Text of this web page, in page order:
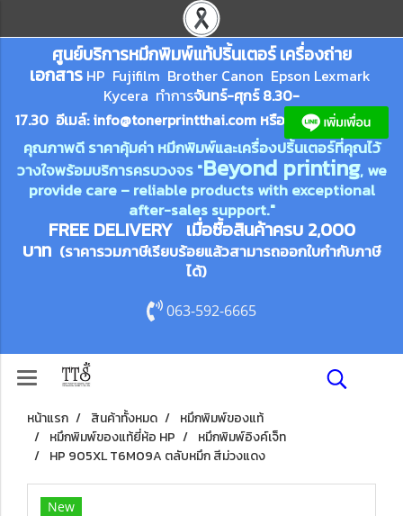
ศูนย์บริการหมึกพิมพ์แท้ปริ้นเตอร์ เครื่องถ่าย
เอกสาร HP Fujifilm Brother Canon Epson Lexmark
Kycera ทำการจันทร์-ศุกร์ 8.30-
17.30 อีเมล์:info@tonerprintthai.com หรือ
คุณภาพดี ราคาคุ้มค่า หมึกพิมพ์และเครื่องปริ้นเตอร์ที่คุณไว้
วางใจพร้อมบริการครบวงจร "Beyond printing, we
provide care – reliable products with exceptional
after-sales support."
FREE DELIVERY เมื่อซื้อสินค้าครบ 2,000
บาท (ราคารวมภาษีเรียบร้อยแล้วสามารถออกใบกำกับภาษี
ได้)
063-592-6665
หน้าแรก สินค้าทั้งหมด
หมึกพิมพ์ของแท้
หมึกพิมพ์ของแท้ยี่ห้อ HP
หมึกพิมพ์อิงค์เจ็ท
HP 905XL T6M09A ตลับหมึก สีม่วงแดง
New